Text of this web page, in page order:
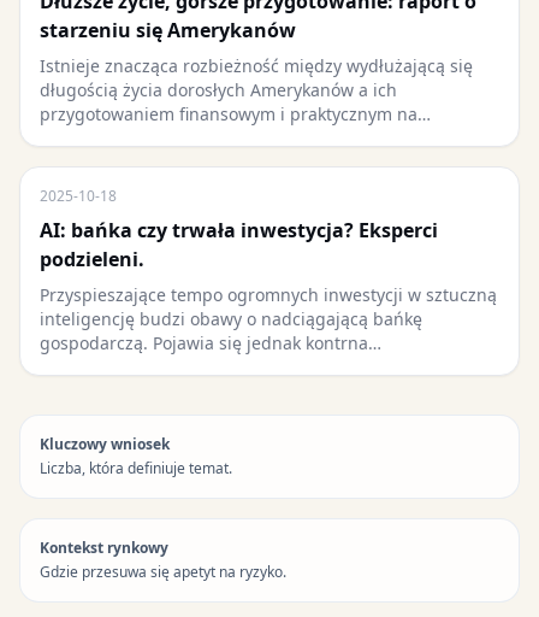
starzeniu się Amerykanów
Istnieje znacząca rozbieżność między wydłużającą się
długością życia dorosłych Amerykanów a ich
przygotowaniem finansowym i praktycznym na…
2025-10-18
AI: bańka czy trwała inwestycja? Eksperci
podzieleni.
Przyspieszające tempo ogromnych inwestycji w sztuczną
inteligencję budzi obawy o nadciągającą bańkę
gospodarczą. Pojawia się jednak kontrna…
Kluczowy wniosek
Liczba, która definiuje temat.
Kontekst rynkowy
Gdzie przesuwa się apetyt na ryzyko.